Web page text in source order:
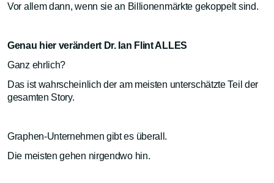
Vor allem dann, wenn sie an Billionenmärkte gekoppelt sind.
Genau hier verändert Dr. Ian Flint ALLES
Ganz ehrlich?
Das ist wahrscheinlich der am meisten unterschätzte Teil der
gesamten Story.
Graphen-Unternehmen gibt es überall.
Die meisten gehen nirgendwo hin.